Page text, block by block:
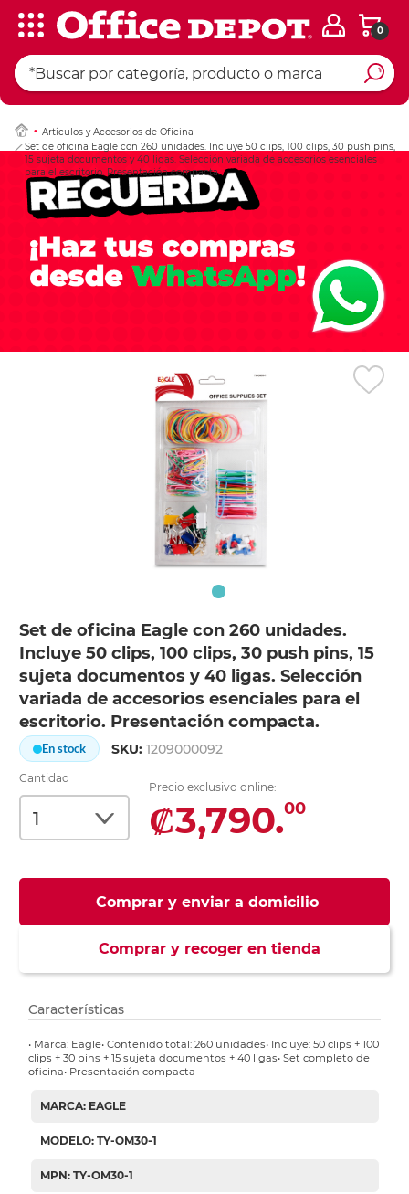
0
Artículos y Accesorios de Oficina
Set de oficina Eagle con 260 unidades. Incluye 50 clips, 100 clips, 30 push pins,
15 sujeta documentos y 40 ligas. Selección variada de accesorios esenciales
para el escritorio. Presentación compacta.
Set de oficina Eagle con 260 unidades.
Incluye 50 clips, 100 clips, 30 push pins, 15
sujeta documentos y 40 ligas. Selección
variada de accesorios esenciales para el
escritorio. Presentación compacta.
En stock SKU:1209000092
Cantidad
Precio exclusivo online:
₡3,790.00
Comprar y enviar a domicilio
Comprar y recoger en tienda
Ingresar Codigo
Características
• Marca: Eagle• Contenido total: 260 unidades• Incluye: 50 clips + 100
clips + 30 pins + 15 sujeta documentos + 40 ligas• Set completo de
oficina• Presentación compacta
MARCA: EAGLE
MODELO: TY-OM30-1
MPN: TY-OM30-1